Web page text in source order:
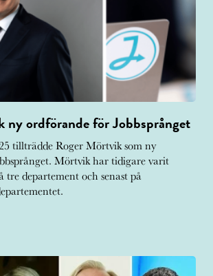
ny ordförande för Jobbsprånget
tillträdde Roger Mörtvik som ny
Mörtvik har tidigare varit
tre departement och senast på